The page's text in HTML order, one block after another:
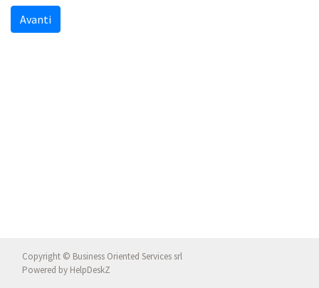
Avanti
Copyright © Business Oriented Services srl
Powered by HelpDeskZ